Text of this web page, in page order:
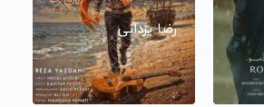
رضا یزدانی